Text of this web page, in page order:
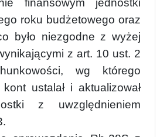
finansowym jednostki
roku budżetowego oraz
było niezgodne z wyżej
z art. 10 ust. 2
wg którego
ustalał i aktualizował
z uwzględnieniem